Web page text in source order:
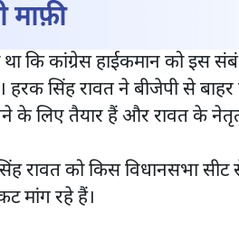
माफ़ी
था कि कांग्रेस हाईकमान को
हरक सिंह रावत ने बीजेपी से
के लिए तैयार हैं और रावत के
रावत को किस विधानसभा
मांग रहे हैं।